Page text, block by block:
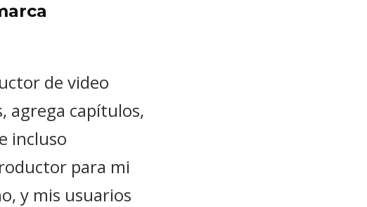
de video
agrega capítulos,
incluso
para mi
y mis usuarios